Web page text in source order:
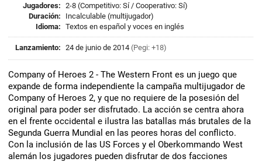
Jugadores: 2-8 (Competitivo: Sí / Cooperativo: Sí)
Duración:
Incalculable (multijugador)
Idioma: Textos en español y voces en inglés
Lanzamiento: 24 de junio de 2014 (Pegi: +18)
Company of Heroes 2 - The Western Front es un juego que
expande de forma independiente la campaña multijugador de
Company of Heroes 2, y que no requiere de la posesión del
original para poder ser disfrutado. La acción se centra ahora
en el frente occidental e ilustra las batallas más brutales de la
Segunda Guerra Mundial en las peores horas del conflicto.
Con la inclusión de las US Forces y el Oberkommando West
alemán los jugadores pueden disfrutar de dos facciones